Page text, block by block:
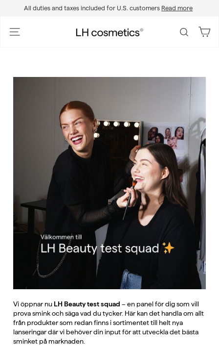
All duties and taxes included for U.S. customers Read more
Site navigation
L
s
e
t
i
c
s
Search
Vi öppnar nuLH Beauty test squad – en panel för dig som vill
prova smink och säga vad du tycker. Här kan det handla om allt
från produkter som redan finns i sortimentet till helt nya
lanseringar där vi behöver din input för att utveckla det bästa
sminket på marknaden.